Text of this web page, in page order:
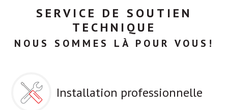
SERVICE DE SOUTIEN
TECHNIQUE
NOUS SOMMES LÀ POUR VOUS!
Installation professionnelle